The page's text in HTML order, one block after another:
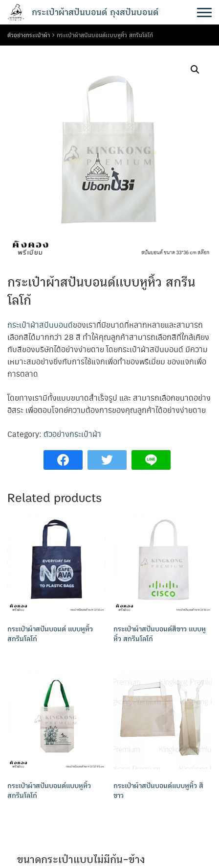
content
กระเป๋าผ้าสปันบอนด์ ถุงสปันบอนด์
ตัวอย่างกระเป๋าผ้า กระเป๋าผ้าสปันบอนด์เเบบหูหิ้ว สกรีนโลโก้
กระเป๋าผ้าสปันบอนด์เเบบหูหิ้ว สกรีน
โลโก้
กระเป๋าผ้าสปันบอนด์ของเราที่มีขนาดที่หลากหลายและสามารถ
เลือกสีได้มากกว่า 28 สี ทำให้คุณลูกค้าสามารถเลือกสีที่ใกล้เคียง
กับสีของบริษัทได้อย่างง่ายดาย โดยกระเป๋าผ้าสปันบอนด์ มีความ
เหมาะสมอย่างยิ่งกับการใช้แจกเพื่อทำของพรีเมี่ยม ของแจกเพื่อ
การตลาด
โดยทางเรามีทั้งแบบขนาดสำเร็จรูป และ สามารถเลือกขนาดอย่าง
อิสระ เพื่อตอบโจทย์ความต้องการของคุณลูกค้าได้อย่างง่ายดาย
Category: ตัวอย่างกระเป๋าผ้า
Related products
กระเป๋าผ้าสปันบอนด์ แบบหูหิ้ว
สกรีนโลโก้
กระเป๋าผ้าสปันบอนด์สีขาว แบบหู
หิ้ว สกรีนโลโก้
กระเป๋าผ้าสปันบอนด์แบบหูหิ้ว
สกรีนโลโก้
กระเป๋าผ้าสปันบอนด์แบบหูหิ้ว สี
ขาว
ขนาดกระเป๋าแบบไม่มีก้น-ข้าง